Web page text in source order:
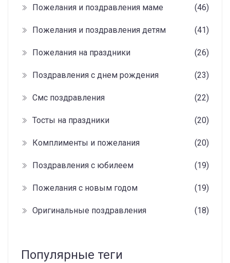
Пожелания и поздравления маме (46)
Пожелания и поздравления детям (41)
Пожелания на праздники (26)
Поздравления с днем рождения (23)
Смс поздравления (22)
Тосты на праздники (20)
Комплименты и пожелания (20)
Поздравления с юбилеем (19)
Пожелания с новым годом (19)
Оригинальные поздравления (18)
Популярные теги